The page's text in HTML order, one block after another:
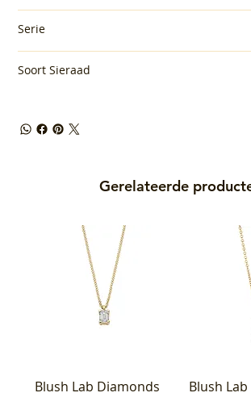
Serie
Soort Sieraad
Gerelateerde
Blush Lab Diamonds
Blush